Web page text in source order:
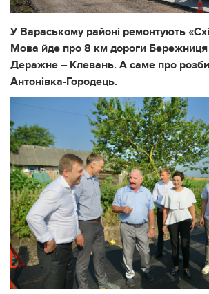
У Вараському районі ремонтують
Мова йде про 8 км дороги
Деражне – Клевань. А саме про
Антонівка-Городець.